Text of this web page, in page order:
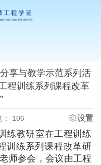
享与教学示范系列活
程训练系列课程改革
106 设置
练教研室在工程训练
训练系列课程改革研
师参会，会议由工程